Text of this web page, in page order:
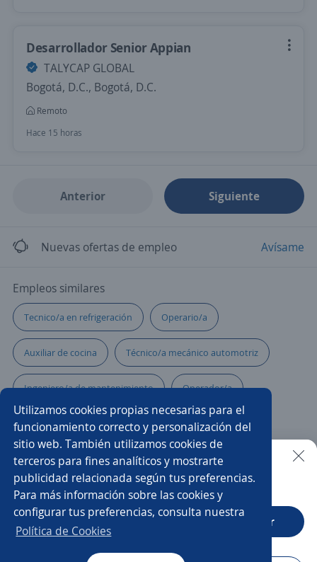
Utilizamos cookies propias necesarias para el
funcionamiento correcto y personalización del
sitio web. También utilizamos cookies de
terceros para fines analíticos y mostrarte
publicidad relacionada según tus preferencias.
Para más información sobre las cookies y
configurar tus preferencias, consulta nuestra
Política de Cookies
Desarrollador Senior Appian
TALYCAP GLOBAL
Bogotá, D.C., Bogotá, D.C.
Remoto
Hace 15 horas
Anterior Siguiente
Nuevas ofertas de empleo Avísame
Empleos similares
Tecnico/a en refrigeración Operario/a
Auxiliar de cocina Técnico/a mecánico automotriz
Ingeniero/a de mantenimiento Operador/a
Coordinador/a Ayudante electricista
Técnico electrónica Auxiliar administrativo/a
Auxiliar contable y administrativo
Auxiliar mantenimiento industrial
Buscar es más fácil en la app
CT App Abrir